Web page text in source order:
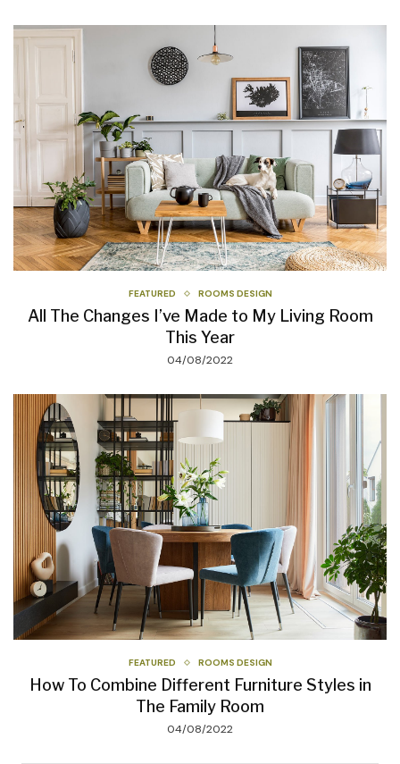
FEATURED ROOMS DESIGN
All The Changes I’ve Made to My Living Room
This Year
04/08/2022
FEATURED ROOMS DESIGN
How To Combine Different Furniture Styles in
The Family Room
04/08/2022